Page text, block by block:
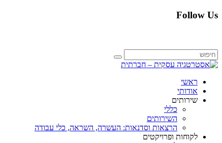
Follow Us
ראשי
אודותי
שירותים
כללי
השירותים
הרצאות וסדנאות: העשרה, השראה, כלי עבודה
לקוחות ופרויקטים